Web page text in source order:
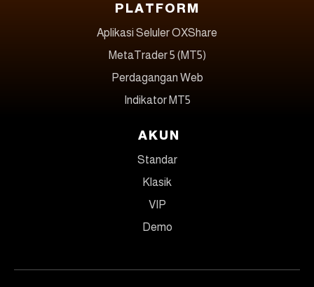
PLATFORM
Aplikasi Seluler OXShare
MetaTrader 5 (MT5)
Perdagangan Web
Indikator MT5
AKUN
Standar
Klasik
VIP
Demo